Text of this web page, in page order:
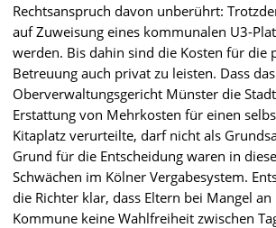
Rechtsanspruch davon unberührt:
auf Zuweisung eines kommunalen U3-
werden. Bis dahin sind die Kosten für die
Betreuung auch privat zu leisten. Dass das
Oberverwaltungsgericht Münster die
Erstattung von Mehrkosten für einen
Kitaplatz verurteilte, darf nicht als
Grund für die Entscheidung waren in
Schwächen im Kölner Vergabesystem.
die Richter klar, dass Eltern bei Mangel
Kommune keine Wahlfreiheit zwischen